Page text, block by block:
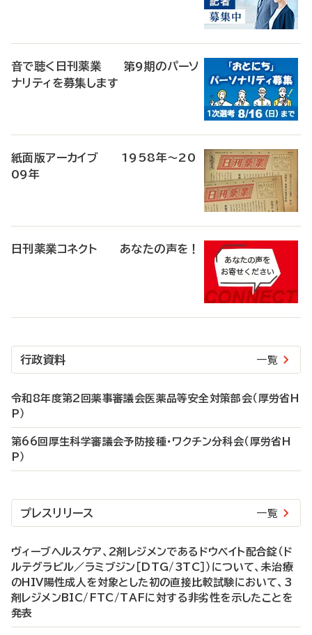
音で聴く日刊薬業 第9期のパーソ
ナリティを募集します
紙面版アーカイブ 1958年～20
09年
日刊薬業コネクト あなたの声を！
行政資料 一覧
令和8年度第2回薬事審議会医薬品等安全対策部会（厚労省H
P）
第66回厚生科学審議会予防接種・ワクチン分科会（厚労省H
P）
プレスリリース 一覧
ヴィーブヘルスケア、2剤レジメンであるドウベイト配合錠（ド
ルテグラビル／ラミブジン［DTG/3TC］）について、未治療
のHIV陽性成人を対象とした初の直接比較試験において、3
剤レジメンBIC/FTC/TAFに対する非劣性を示したことを
発表